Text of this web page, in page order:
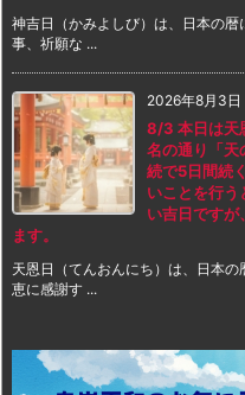
神吉日（かみよしび）は、日本の
事、祈願な ...
2026年8月3日
8/3 本日は天
名の通り「天
続で5日間続
いことを行う
い吉日ですが
ます。
天恩日（てんおんにち）は、日本
恵に感謝す ...